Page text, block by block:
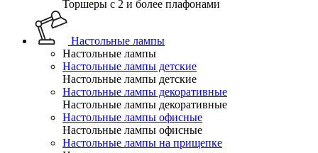
Торшеры с 2 и более плафонами
Настольные лампы
Настольные лампы
Настольные лампы детские
Настольные лампы детские
Настольные лампы декоративные
Настольные лампы декоративные
Настольные лампы офисные
Настольные лампы офисные
Настольные лампы на прищепке